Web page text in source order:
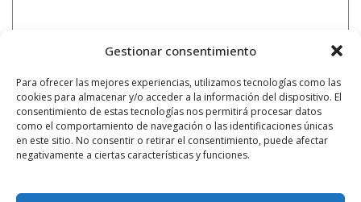
Gestionar consentimiento
Para ofrecer las mejores experiencias, utilizamos tecnologías como las
cookies para almacenar y/o acceder a la información del dispositivo. El
consentimiento de estas tecnologías nos permitirá procesar datos
como el comportamiento de navegación o las identificaciones únicas
en este sitio. No consentir o retirar el consentimiento, puede afectar
negativamente a ciertas características y funciones.